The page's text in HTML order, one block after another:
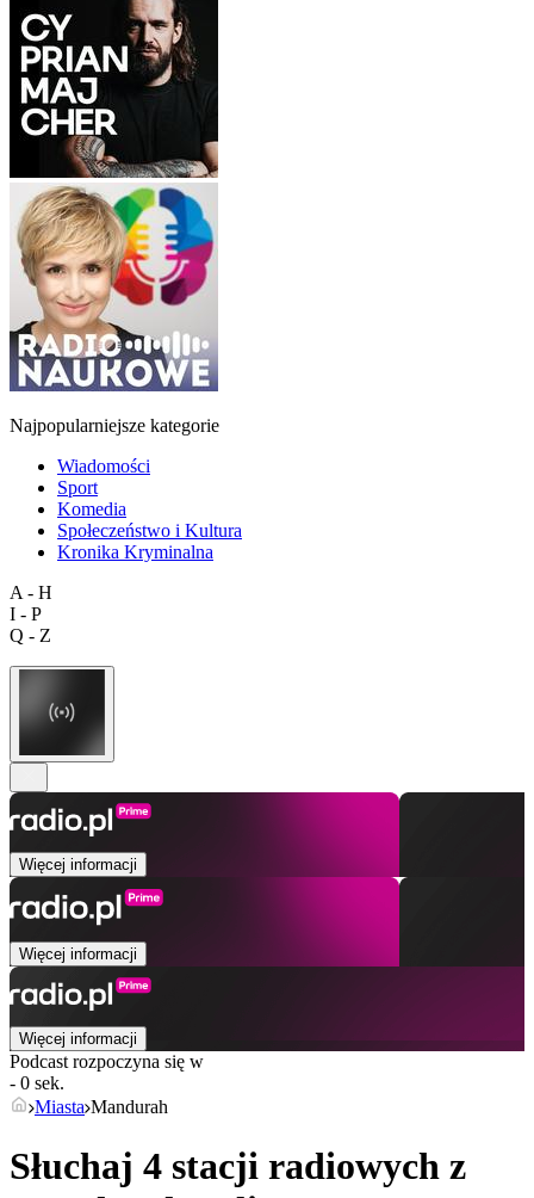
Najpopularniejsze kategorie
Wiadomości
Sport
Komedia
Społeczeństwo i Kultura
Kronika Kryminalna
A - H
I - P
Q - Z
Więcej informacji
Więcej informacji
Więcej informacji
Podcast rozpoczyna się w
- 0 sek.
Miasta Mandurah
Słuchaj 4 stacji radiowych z